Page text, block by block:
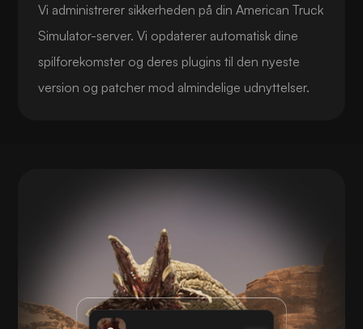
Vi administrerer sikkerheden på din American Truck
Simulator-server. Vi opdaterer automatisk dine
spilforekomster og deres plugins til den nyeste
version og patcher mod almindelige udnyttelser.